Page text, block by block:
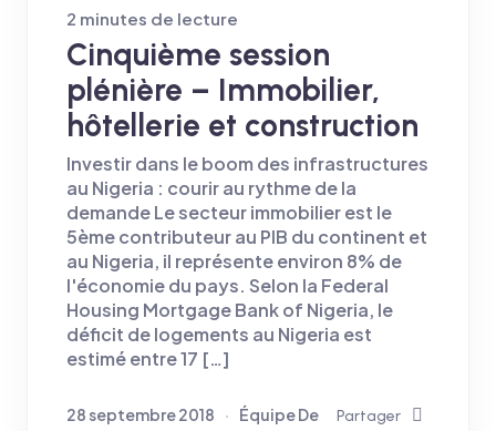
2 minutes de lecture
Cinquième session
plénière – Immobilier,
hôtellerie et construction
Investir dans le boom des infrastructures
au Nigeria : courir au rythme de la
demande Le secteur immobilier est le
5ème contributeur au PIB du continent et
au Nigeria, il représente environ 8% de
l'économie du pays. Selon la Federal
Housing Mortgage Bank of Nigeria, le
déficit de logements au Nigeria est
estimé entre 17 […]
Partager
28 septembre 2018
Équipe De